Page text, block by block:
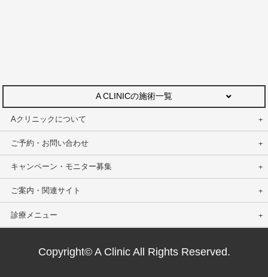
A CLINICの施術一覧
Aクリニックについて
ご予約・お問い合わせ
キャンペーン・モニター募集
ご案内・関連サイト
診療メニュー
Copyright© A Clinic All Rights Reserved.